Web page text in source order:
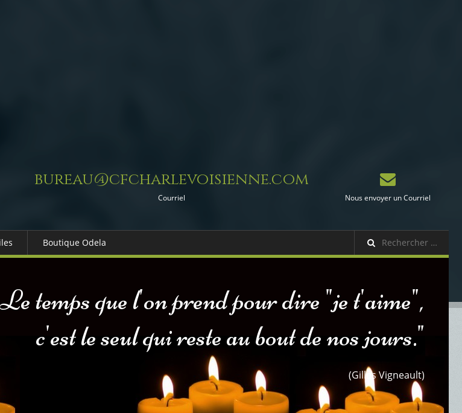
bureau@cfcharlevoisienne.com
Courriel Nous envoyer un Courriel
Gouv. et Autres
Boutique Odela
temps que l'on prend pour dire "je t'aime",
c'est le seul qui reste au bout de nos jours."
(Gilles Vigneault)